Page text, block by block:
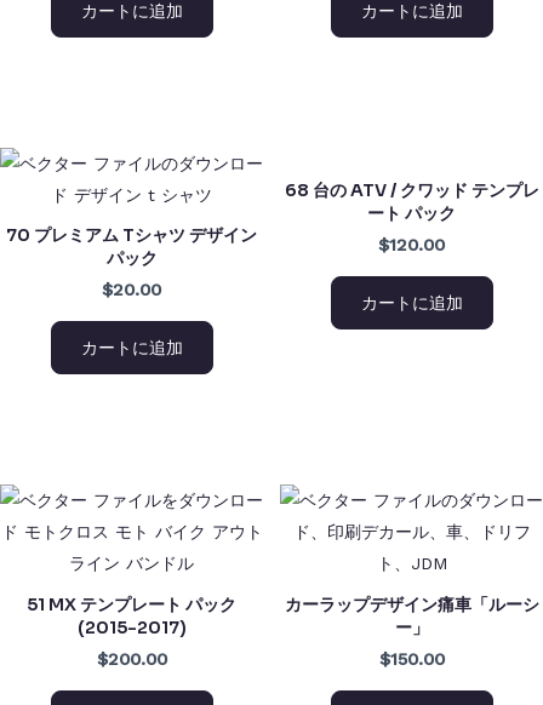
カートに追加 カートに追加
70 プレミアム Tシャツ デザイン
パック
$20.00
カートに追加
68 台の ATV / クワッド テンプレ
ート パック
$120.00
カートに追加
51 MX テンプレート パック
(2015-2017)
$200.00
カーラップデザイン痛車「ルーシ
ー」
$150.00